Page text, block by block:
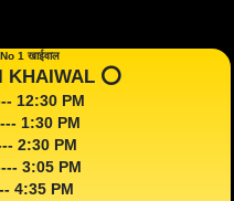
1 खाईवाल
KHAIWAL ⭕️
--- 12:30 PM
1:30 PM
2:30 PM
3:05 PM
4:35 PM